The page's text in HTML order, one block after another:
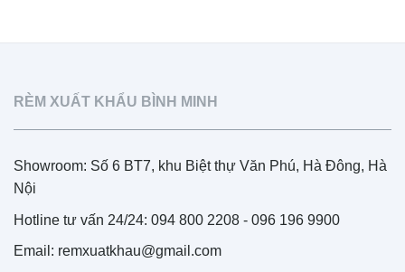
RÈM XUẤT KHẨU BÌNH MINH
Showroom: Số 6 BT7, khu Biệt thự Văn Phú, Hà Đông, Hà
Nội
Hotline tư vấn 24/24: 094 800 2208 - 096 196 9900
Email: remxuatkhau@gmail.com